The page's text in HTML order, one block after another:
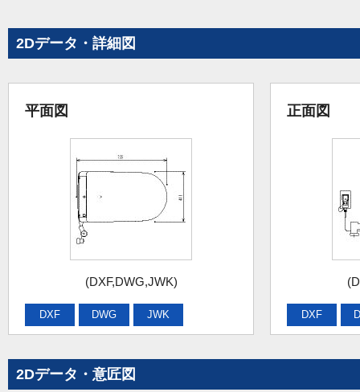
2Dデータ・詳細図
平面図
(DXF,DWG,JWK)
DXF DWG JWK
正面図
DXF
2Dデータ・意匠図